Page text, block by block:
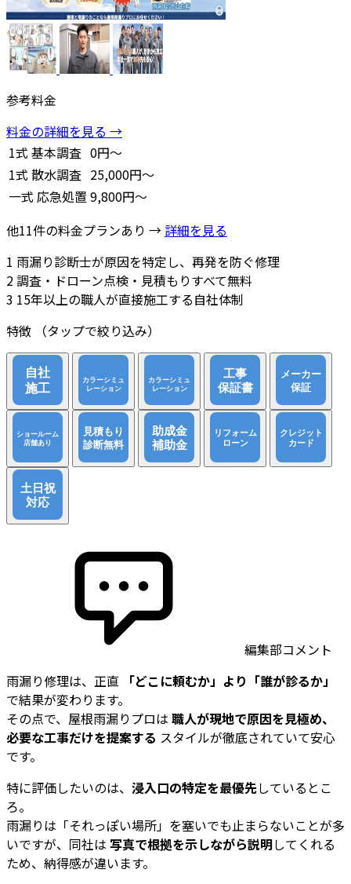
参考料金
料金の詳細を見る →
1式 基本調査 0円～
1式 散水調査 25,000円～
一式 応急処置 9,800円～
他11件の料金プランあり → 詳細を見る
1 雨漏り診断士が原因を特定し、再発を防ぐ修理
2調査・ドローン点検・見積もりすべて無料
3 15年以上の職人が直接施工する自社体制
特徴
（タップで絞り込み）
編集部コメント
雨漏り修理は、正直 「どこに頼むか」より「誰が診るか」
で結果が変わります。
その点で、屋根雨漏りプロは 職人が現地で原因を見極め、
必要な工事だけを提案する スタイルが徹底されていて安心
です。
特に評価したいのは、 浸入口の特定を最優先しているとこ
ろ。
雨漏りは「それっぽい場所」を塞いでも止まらないことが多
いですが、同社は 写真で根拠を示しながら説明してくれる
ため、納得感が違います。